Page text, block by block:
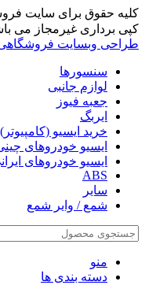
کلیه حقوق برای سایت
کپی برداری غیرمجاز می
طراحی وبسایت فروشگاهی
سنسورها
لوازم جانبی
جعبه فیوز
ایربگ
خرید ایسیو (کامپیوتر)
ایسیو خودروهای
ایسیو خودروهای
ABS
سایر
شمع / وایر شمع
منو
دسته بندی ها